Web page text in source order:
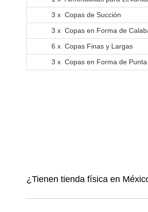
3 x Copas de Succión
3 x Copas en Forma de
6 x Copas Finas y Largas
3 x Copas en Forma de
¿Tienen tienda física en